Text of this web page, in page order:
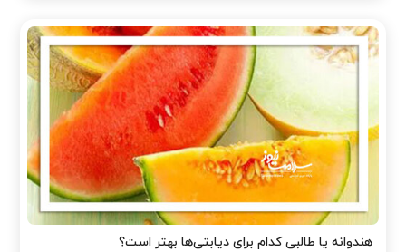
هندوانه یا طالبی کدام برای دیابتی‌ها بهتر است؟